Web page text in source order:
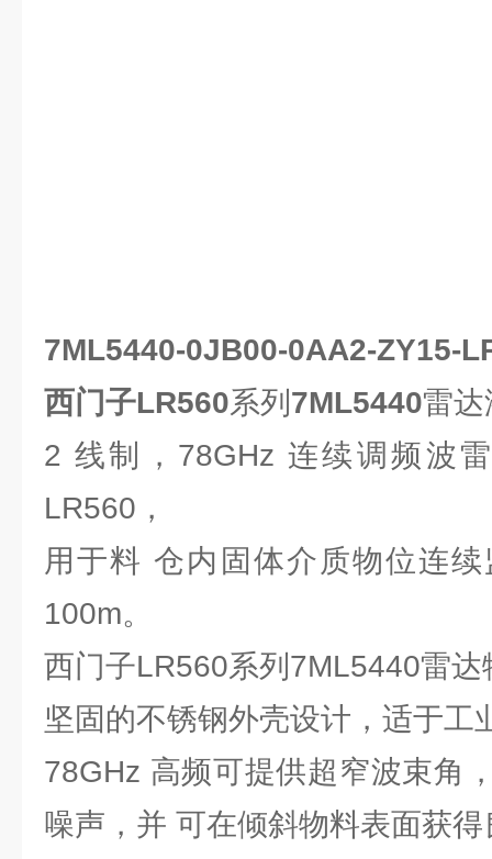
7ML5440-0JB00-0AA2-ZY15-
西门子LR560系列 7ML5440雷
2 线制，78GHz 连续调频波
LR560，
用于料 仓内固体介质物位连
100m。
西门子LR560系列7ML5440雷
坚固的不锈钢外壳设计，适于工
78GHz 高频可提供超窄波束角
噪声，并 可在倾斜物料表面获